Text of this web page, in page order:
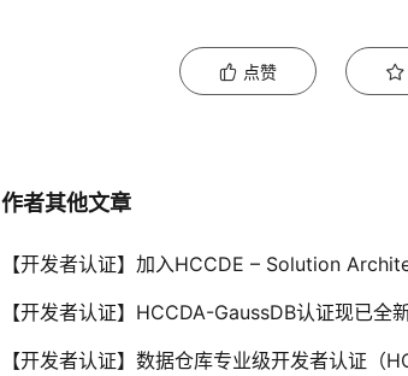
点赞
作者其他文章
【开发者认证】加入HCCDE – Solution
【开发者认证】HCCDA-GaussDB认证现已全
【开发者认证】数据仓库专业级开发者认证（